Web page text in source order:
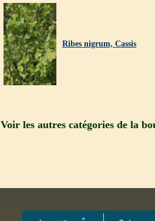
Ribes nigrum, Cassis
Voir les autres catégories de la